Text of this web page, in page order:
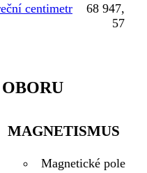
centimetr
68 947,
57
MAGNETISMUS
Magnetické pole